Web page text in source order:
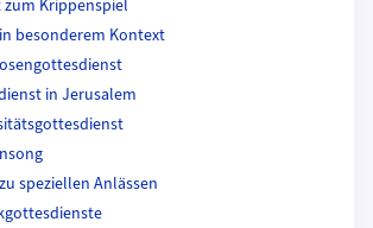
zum Krippenspiel
besonderem Kontext
in Jerusalem
speziellen Anlässen